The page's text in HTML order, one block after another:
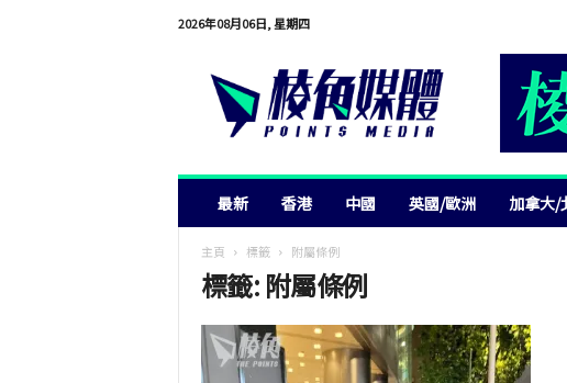
2026年08月06日, 星期四
最新 香港 中國 英國/歐洲 加拿大/
主頁 標籤 附屬條例
標籤: 附屬條例